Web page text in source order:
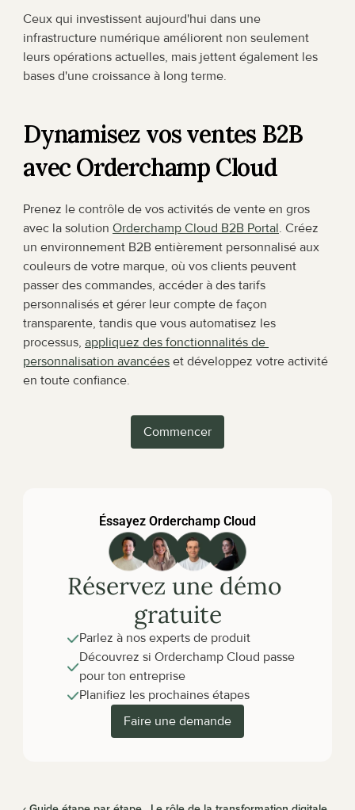
Ceux qui investissent aujourd'hui dans une
infrastructure numérique améliorent non seulement
leurs opérations actuelles, mais jettent également les
bases d'une croissance à long terme.
Dynamisez vos ventes B2B
avec Orderchamp Cloud
Prenez le contrôle de vos activités de vente en gros
avec la solution Orderchamp Cloud B2B Portal. Créez
un environnement B2B entièrement personnalisé aux
couleurs de votre marque, où vos clients peuvent
passer des commandes, accéder à des tarifs
personnalisés et gérer leur compte de façon
transparente, tandis que vous automatisez les
processus, appliquez des fonctionnalités de
personnalisation avancées et développez votre activité
en toute confiance.
Commencer
Éssayez Orderchamp Cloud
Réservez une démo
gratuite
Parlez à nos experts de produit
Découvrez si Orderchamp Cloud passe
pour ton entreprise
Planifiez les prochaines étapes
Faire une demande